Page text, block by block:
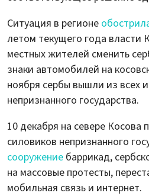
Ситуация в регионе
летом текущего года власти
местных жителей сменить
знаки автомобилей на
ноября сербы вышли из всех
непризнанного государства.
10 декабря на севере Косова
силовиков непризнанного
сооружение баррикад,
на массовые протесты,
мобильная связь и интернет.